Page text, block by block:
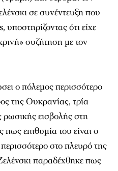
σε συνέντευξη που
ότι είχε
συζήτηση με τον
ο πόλεμος περισσότερο
της Ουκρανίας, τρία
ρωσικής εισβολής στη
επιθυμία του είναι ο
στο πλευρό της
παραδέχθηκε πως